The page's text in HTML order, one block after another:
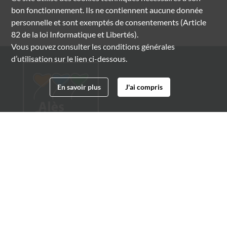
bon fonctionnement. Ils ne contiennent aucune donnée
personnelle et sont exemptés de consentements (Article
82 de la loi Informatique et Libertés).
Vous pouvez consulter les conditions générales
d’utilisation sur le lien ci-dessous.
En savoir plus J'ai compris